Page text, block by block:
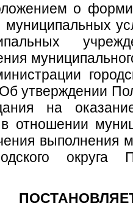
о
муниципальных
утверждении
на
отношении
выполнения
округа